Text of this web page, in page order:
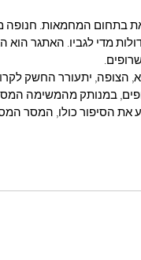
בתחום המחמאות. חנופה
מדי לגביו. האתגר הוא
הצופה, יתעורר החשק
במנותק מהמשימה
את הסיפור כולו, המסר